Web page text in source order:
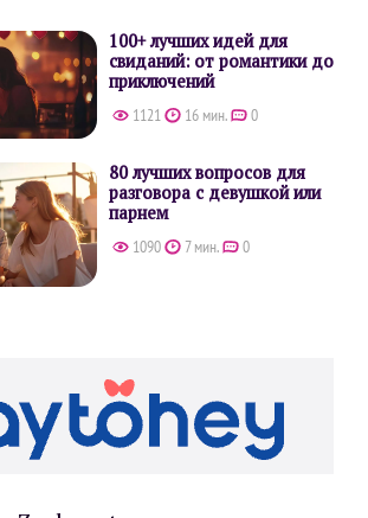
100+ лучших идей для
свиданий: от романтики до
приключений
1121 16 мин. 0
80 лучших вопросов для
разговора с девушкой или
парнем
1090 7 мин. 0